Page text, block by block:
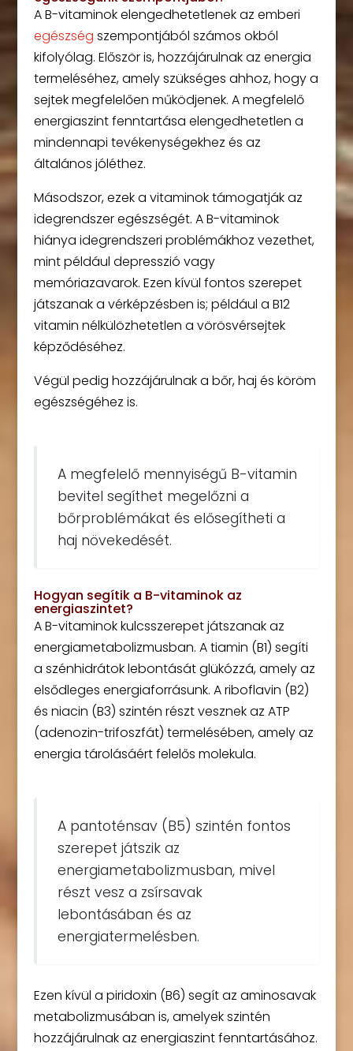
A B-vitaminok elengedhetetlenek az emberi
egészség szempontjából számos okból
kifolyólag. Először is, hozzájárulnak az energia
termeléséhez, amely szükséges ahhoz, hogy a
sejtek megfelelően működjenek. A megfelelő
energiaszint fenntartása elengedhetetlen a
mindennapi tevékenységekhez és az
általános jóléthez.
Másodszor, ezek a vitaminok támogatják az
idegrendszer egészségét. A B-vitaminok
hiánya idegrendszeri problémákhoz vezethet,
mint például depresszió vagy
memóriazavarok. Ezen kívül fontos szerepet
játszanak a vérképzésben is; például a B12
vitamin nélkülözhetetlen a vörösvérsejtek
képződéséhez.
Végül pedig hozzájárulnak a bőr, haj és köröm
egészségéhez is.
A megfelelő mennyiségű B-vitamin
bevitel segíthet megelőzni a
bőrproblémákat és elősegítheti a
haj növekedését.
Hogyan segítik a B-vitaminok az
energiaszintet?
A B-vitaminok kulcsszerepet játszanak az
energiametabolizmusban. A tiamin (B1) segíti
a szénhidrátok lebontását glükózzá, amely az
elsődleges energiaforrásunk. A riboflavin (B2)
és niacin (B3) szintén részt vesznek az ATP
(adenozin-trifoszfát) termelésében, amely az
energia tárolásáért felelős molekula.
A pantoténsav (B5) szintén fontos
szerepet játszik az
energiametabolizmusban, mivel
részt vesz a zsírsavak
lebontásában és az
energiatermelésben.
Ezen kívül a piridoxin (B6) segít az aminosavak
metabolizmusában is, amelyek szintén
hozzájárulnak az energiaszint fenntartásához.